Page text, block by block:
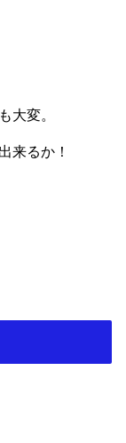
大変。
来るか！